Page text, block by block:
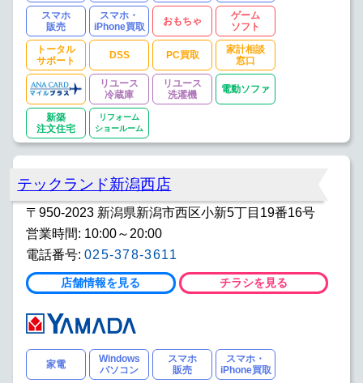
スマホ
販売
スマホ・
iPhone買取
おもちゃ
ゲーム
ソフト
トータル
サポート
DSS PC買取
家計相談
窓口
リユース
冷蔵庫
リユース
洗濯機
電動ソファ
新築
注文住宅
リフォーム
ショールーム
テックランド新潟西店
〒950-2023 新潟県新潟市西区小新5丁目19番16号
営業時間: 10:00～20:00
電話番号: 025-378-3611
店舗情報を見る チラシを見る
家電
Windows
パソコン
スマホ
販売
スマホ・
iPhone買取